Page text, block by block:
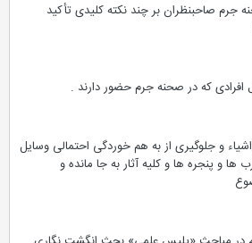
صاحبنظران بر چند نکته کلیدی تأکید
و جلوگیری از به هم خوردگی احتمالی وسایل
و پنجره ها و کلیه آثار به جا مانده و